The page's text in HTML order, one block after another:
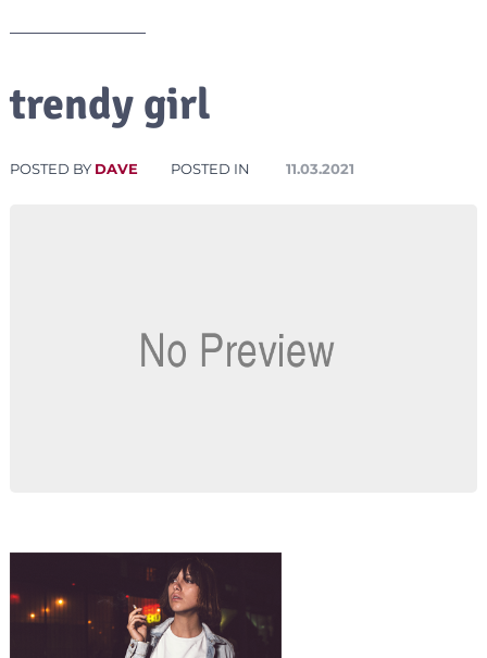
trendy girl
POSTED BY DAVE POSTED IN 11.03.2021